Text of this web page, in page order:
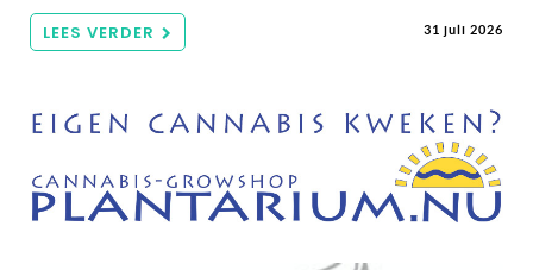
LEES VERDER 31 juli 2026